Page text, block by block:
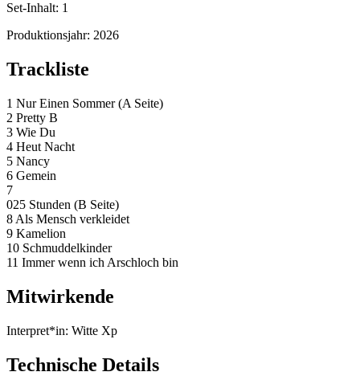
Set-Inhalt: 1
Produktionsjahr: 2026
Trackliste
1 Nur Einen Sommer (A Seite)
2 Pretty B
3 Wie Du
4 Heut Nacht
5 Nancy
6 Gemein
7
025 Stunden (B Seite)
8 Als Mensch verkleidet
9 Kamelion
10 Schmuddelkinder
11 Immer wenn ich Arschloch bin
Mitwirkende
Interpret*in: Witte Xp
Technische Details